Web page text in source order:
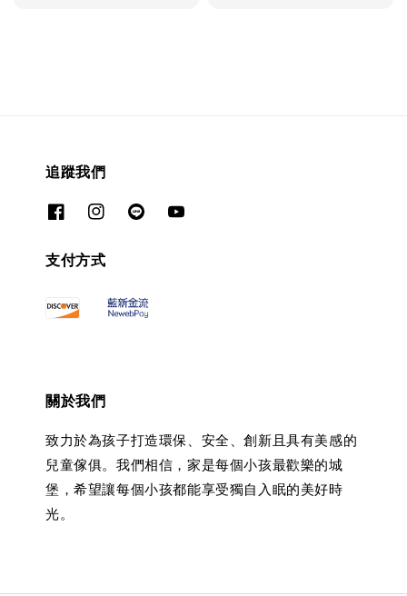
追蹤我們
支付方式
關於我們
致力於為孩子打造環保、安全、創新且具有美感的
兒童傢俱。我們相信，家是每個小孩最歡樂的城
堡，希望讓每個小孩都能享受獨自入眠的美好時
光。